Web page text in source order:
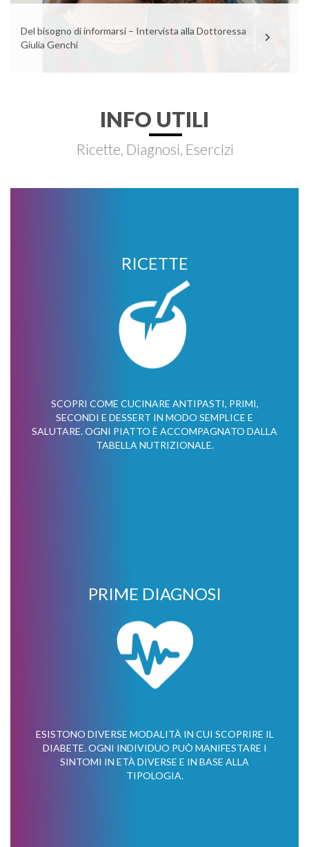
Del bisogno di informarsi – Intervista alla Dottoressa
Giulia Genchi
INFO UTILI
Ricette, Diagnosi, Esercizi
RICETTE
SCOPRI COME CUCINARE ANTIPASTI, PRIMI,
SECONDI E DESSERT IN MODO SEMPLICE E
SALUTARE. OGNI PIATTO È ACCOMPAGNATO DALLA
TABELLA NUTRIZIONALE.
PRIME DIAGNOSI
ESISTONO DIVERSE MODALITÀ IN CUI SCOPRIRE IL
DIABETE. OGNI INDIVIDUO PUÒ MANIFESTARE I
SINTOMI IN ETÀ DIVERSE E IN BASE ALLA
TIPOLOGIA.